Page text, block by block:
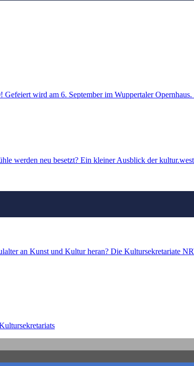
wird am 6. September im Wuppertaler
werden neu besetzt? Ein kleiner Ausblick der
an Kunst und Kultur heran? Die Kultursekretariate